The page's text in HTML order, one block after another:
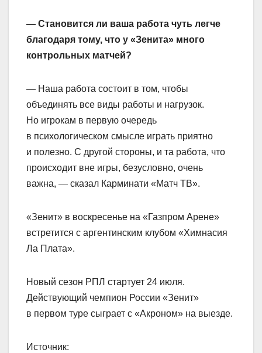
— Становится ли ваша работа чуть легче
благодаря тому, что у «Зенита» много
контрольных матчей?
— Наша работа состоит в том, чтобы
объединять все виды работы и нагрузок.
Но игрокам в первую очередь
в психологическом смысле играть приятно
и полезно. С другой стороны, и та работа, что
происходит вне игры, безусловно, очень
важна, — сказал Карминати «Матч ТВ».
«Зенит» в воскресенье на «Газпром Арене»
встретится с аргентинским клубом «Химнасия
Ла Плата».
Новый сезон РПЛ стартует 24 июля.
Действующий чемпион России «Зенит»
в первом туре сыграет с «Акроном» на выезде.
Источник: